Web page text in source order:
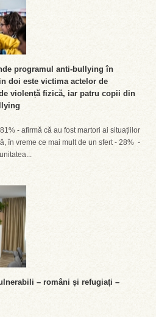
programul anti-bullying în
doi este victima actelor de
violență fizică, iar patru copii din
- afirmă că au fost martori ai situațiilor
în vreme ce mai mult de un sfert - 28% -
– români și refugiați –